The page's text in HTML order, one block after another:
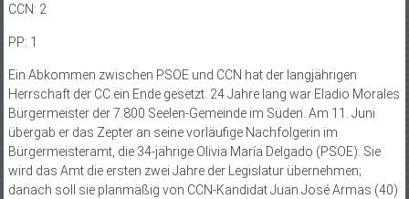
CCN: 2
PP: 1
Ein Abkommen zwischen PSOE und CCN hat der langjährigen
Herrschaft der CC ein Ende gesetzt. 24 Jahre lang war Eladio Morales
Bürgermeister der 7.800 Seelen-Gemeinde im Süden. Am 11. Juni
übergab er das Zepter an seine vorläufige Nachfolgerin im
Bürgermeisteramt, die 34-jährige Olivia María Delgado (PSOE). Sie
wird das Amt die ersten zwei Jahre der Legislatur übernehmen;
danach soll sie planmäßig von CCN-Kandidat Juan José Armas (40)